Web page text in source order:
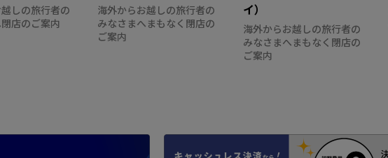
しの旅行者の
店のご案内
海外からお越しの旅行者の
みなさまへまもなく閉店の
ご案内
イ）
海外からお越しの旅行者の
みなさまへまもなく閉店の
ご案内